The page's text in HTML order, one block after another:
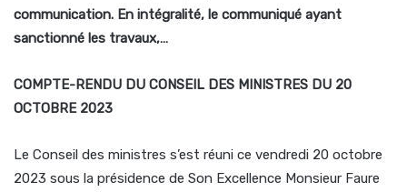
communication. En intégralité, le communiqué ayant
sanctionné les travaux,…
COMPTE-RENDU DU CONSEIL DES MINISTRES DU 20
OCTOBRE 2023
Le Conseil des ministres s’est réuni ce vendredi 20 octobre
2023 sous la présidence de Son Excellence Monsieur Faure